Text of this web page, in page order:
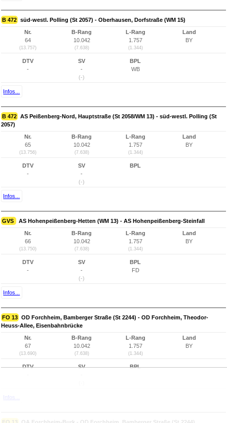
B 472 süd-westl. Polling (St 2057) - Oberhausen, Dorfstraße (WM 15)
Nr.
64
(13.757)
B-Rang
10.042
(7.638)
L-Rang
1.757
(1.344)
Land
BY
DTV
-
SV
-
(-)
BPL
WB
Infos...
B 472 AS Peißenberg-Nord, Hauptstraße (St 2058/WM 13) - süd-westl. Polling (St
2057)
Nr.
65
(13.756)
B-Rang
10.042
(7.638)
L-Rang
1.757
(1.344)
Land
BY
DTV
-
SV
-
(-)
BPL
Infos...
GVS AS Hohenpeißenberg-Hetten (WM 13) - AS Hohenpeißenberg-Steinfall
Nr.
66
(13.750)
B-Rang
10.042
(7.638)
L-Rang
1.757
(1.344)
Land
BY
DTV
-
SV
-
(-)
BPL
FD
Infos...
FO 13 OD Forchheim, Bamberger Straße (St 2244) - OD Forchheim, Theodor-
Heuss-Allee, Eisenbahnbrücke
Nr.
67
(13.690)
B-Rang
10.042
(7.638)
L-Rang
1.757
(1.344)
Land
BY
DTV
SV
BPL
Infos...